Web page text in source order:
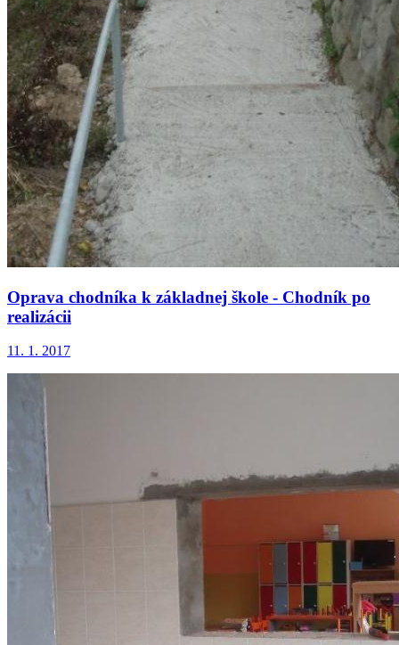
Oprava chodníka k základnej škole - Chodník po
realizácii
11. 1. 2017